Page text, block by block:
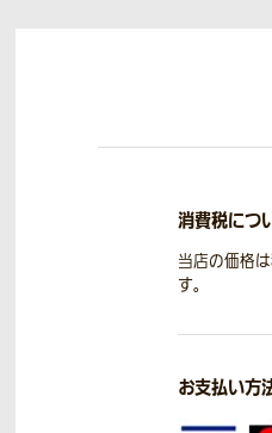
消費税につ
当店の価格
す。
お支払い方